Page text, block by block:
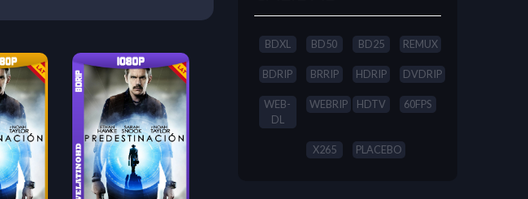
BDXL BD50 BD25 REMUX
BDRIP BRRIP HDRIP DVDRIP
WEB-
DL
WEBRIP HDTV 60FPS
X265 PLACEBO